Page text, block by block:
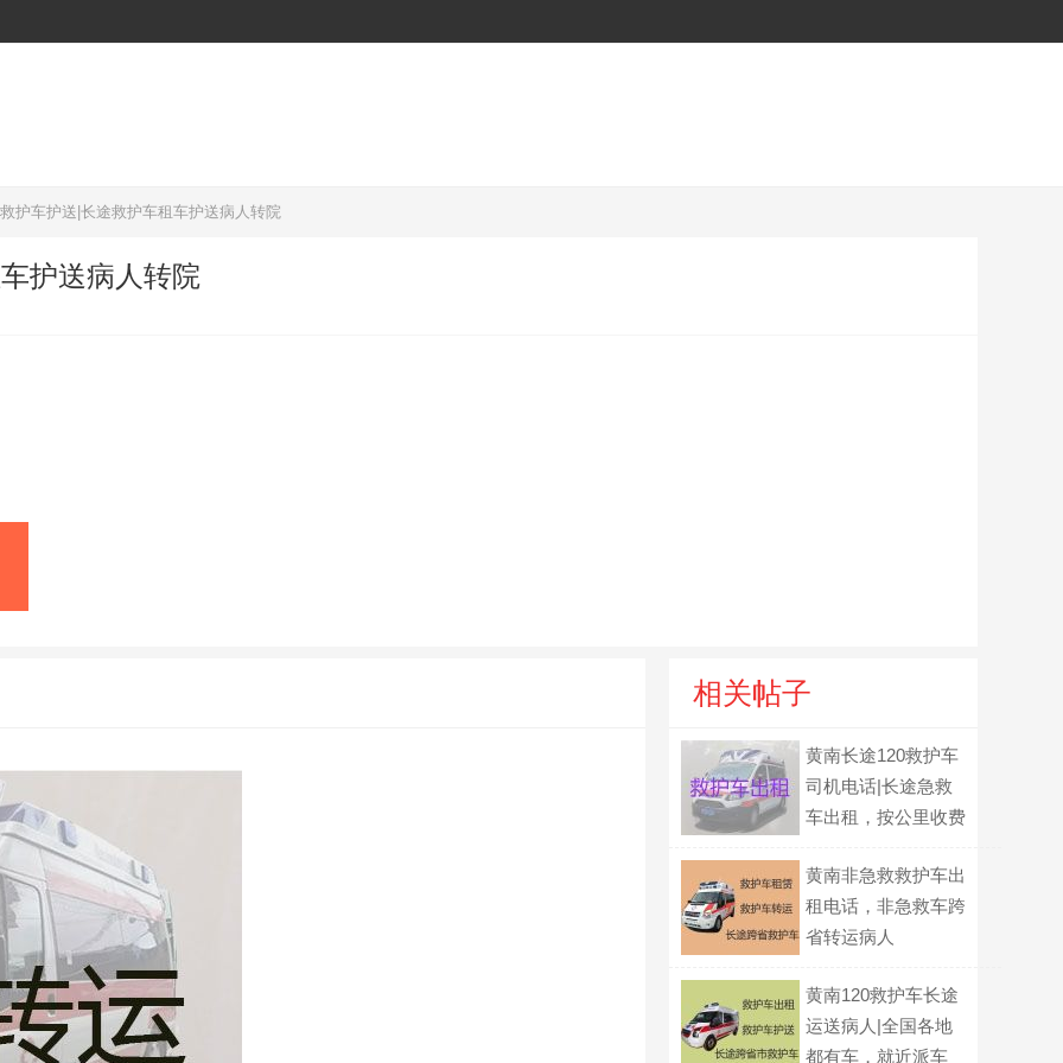
护车护送|长途救护车租车护送病人转院
护送病人转院
相关帖子
黄南长途120救护车
司机电话|长途急救
车出租，按公里收费
黄南非急救救护车出
租电话，非急救车跨
省转运病人
黄南120救护车长途
运送病人|全国各地
都有车，就近派车